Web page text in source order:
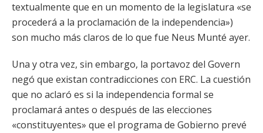
textualmente que en un momento de la legislatura «se
procederá a la proclamación de la independencia»)
son mucho más claros de lo que fue Neus Munté ayer.
Una y otra vez, sin embargo, la portavoz del Govern
negó que existan contradicciones con ERC. La cuestión
que no aclaró es si la independencia formal se
proclamará antes o después de las elecciones
«constituyentes» que el programa de Gobierno prevé